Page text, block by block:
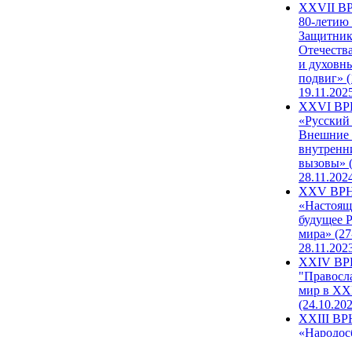
ХХVII
80-
и
подвиг»
XXVI
Внешние
вызовы»
XXV
будущее
мира»
XXIV
мир в
XXIII